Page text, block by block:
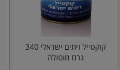
קוקטייל זיתים ישראלי 340
גרם מוטולה